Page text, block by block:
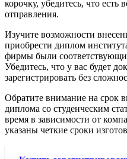
корочку, убедитесь, что есть
отправления.
Изучите возможности
приобрести диплом
фирмы были
Убедитесь, что у вас будет
зарегистрировать без
Обратите внимание на срок
диплома со студенческим
время в зависимости от
указаны четкие сроки